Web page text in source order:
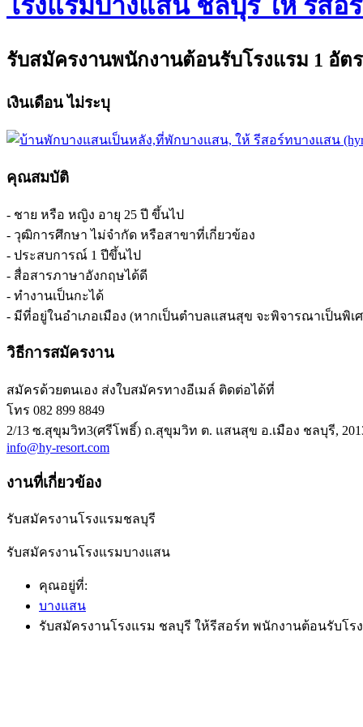
รับสมัครงานพนักงานต้อนรับโรงแรม 1 อัต
เงินเดือน ไม่ระบุ
คุณสมบัติ
- ชาย หรือ หญิง อายุ 25 ปี ขึ้นไป
- วุฒิการศึกษา ไม่จำกัด หรือสาขาที่เกี่ยวข้อง
- ประสบการณ์ 1 ปีขึ้นไป
- สื่อสารภาษาอังกฤษได้ดี
- ทำงานเป็นกะได้
- มีที่อยู่ในอำเภอเมือง (หากเป็นตำบลแสนสุข จะพิจารณาเป็นพิเ
วิธีการสมัครงาน
สมัครด้วยตนเอง ส่งใบสมัครทางอีเมล์ ติดต่อได้ที่
โทร 082 899 8849
2/13 ซ.สุขุมวิท3(ศรีโพธิ์) ถ.สุขุมวิท ต. แสนสุข อ.เมือง ชลบุรี,
info@hy-resort.com
งานที่เกี่ยวข้อง
รับสมัครงานโรงแรมชลบุรี
รับสมัครงานโรงแรมบางแสน
คุณอยู่ที่:
บางแสน
รับสมัครงานโรงแรม ชลบุรี ให้รีสอร์ท พนักงานต้อนรับโร